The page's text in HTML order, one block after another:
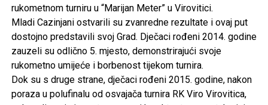
rukometnom turniru u “Marijan Meter” u Virovitici.
Mladi Cazinjani ostvarili su zvanredne rezultate i ovaj put
dostojno predstavili svoj Grad. Dječaci rođeni 2014. godine
zauzeli su odlično 5. mjesto, demonstrirajući svoje
rukometno umijeće i borbenost tijekom turnira.
Dok su s druge strane, dječaci rođeni 2015. godine, nakon
poraza u polufinalu od osvajača turnira RK Viro Virovitica,